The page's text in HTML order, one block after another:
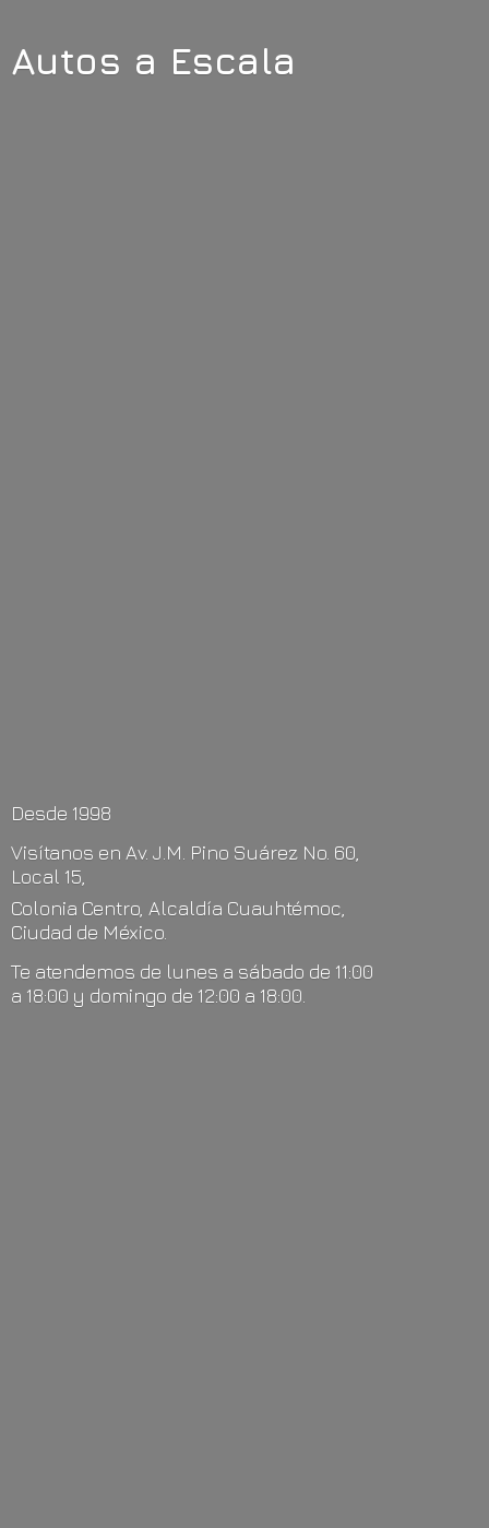
Autos a Escala
Desde 1998
Visítanos en Av. J.M. Pino Suárez No. 60,
Local 15,
Colonia Centro, Alcaldía Cuauhtémoc,
Ciudad de México.
Te atendemos de lunes a sábado de 11:00
a 18:00 y domingo de 12:00 a 18:00.